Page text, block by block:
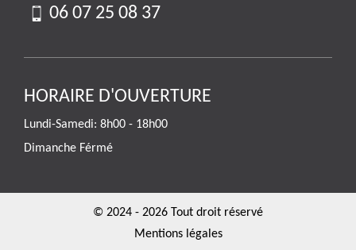
06 07 25 08 37
HORAIRE D'OUVERTURE
Lundi-Samedi: 8h00 - 18h00
Dimanche Férmé
© 2024 - 2026 Tout droit réservé
Mentions légales